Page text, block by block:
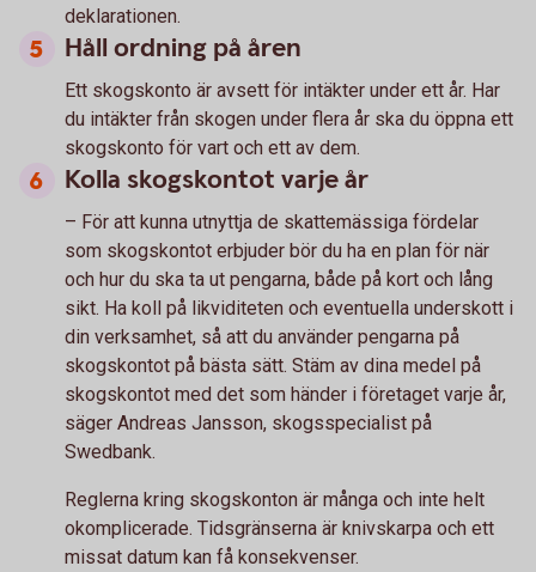
deklarationen.
Håll ordning på åren
Ett skogskonto är avsett för intäkter under ett år. Har
du intäkter från skogen under flera år ska du öppna ett
skogskonto för vart och ett av dem.
Kolla skogskontot varje år
– För att kunna utnyttja de skattemässiga fördelar
som skogskontot erbjuder bör du ha en plan för när
och hur du ska ta ut pengarna, både på kort och lång
sikt. Ha koll på likviditeten och eventuella underskott i
din verksamhet, så att du använder pengarna på
skogskontot på bästa sätt. Stäm av dina medel på
skogskontot med det som händer i företaget varje år,
säger Andreas Jansson, skogsspecialist på
Swedbank.
Reglerna kring skogskonton är många och inte helt
okomplicerade. Tidsgränserna är knivskarpa och ett
missat datum kan få konsekvenser.